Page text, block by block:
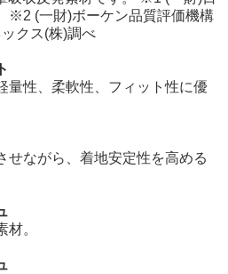
(一財)ボーケン品質評価機構
クス(株)調べ
量性、柔軟性、フィット性に優
せながら、着地安定性を高める
。